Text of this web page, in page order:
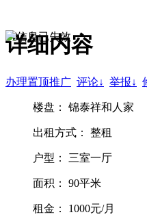
详细内容
办理置顶推广 评论↓ 举报↓
楼盘： 锦泰祥和人家
出租方式： 整租
户型： 三室一厅
面积： 90平米
租金： 1000元/月